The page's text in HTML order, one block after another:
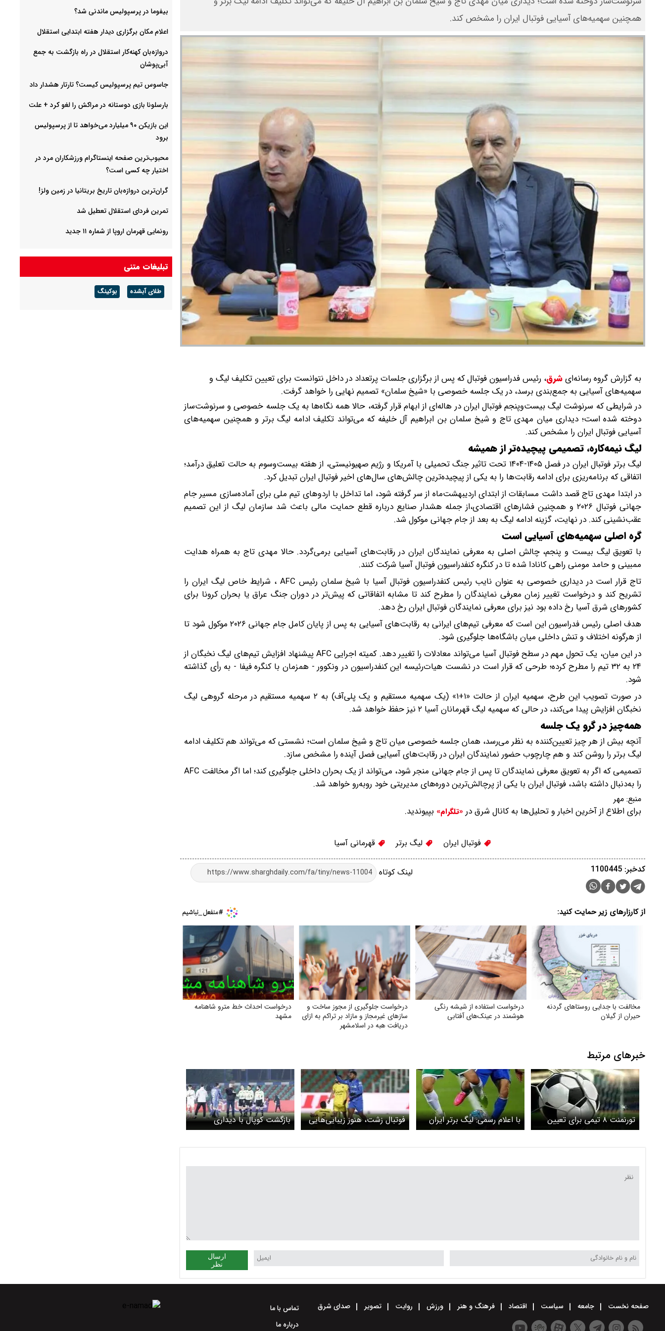
همچنین سهمیه‌های آسیایی فوتبال ایران را مشخص کند.
به گزارش گروه رسانه‌ایشرق، رئیس فدراسیون فوتبال که پس از برگزاری جلسات پرتعداد در داخل نتوانست برای تعیین تکلیف لیگ و
سهمیه‌های آسیایی به جمع‌بندی برسد، در یک جلسه خصوصی با «شیخ سلمان» تصمیم نهایی را خواهد گرفت.
در شرایطی که سرنوشت لیگ بیست‌وپنجم فوتبال ایران در هاله‌ای از ابهام قرار گرفته، حالا همه نگاه‌ها به یک جلسه خصوصی و سرنوشت‌ساز
دوخته شده است؛ دیداری میان مهدی تاج و شیخ سلمان بن ابراهیم آل خلیفه که می‌تواند تکلیف ادامه لیگ برتر و همچنین سهمیه‌های
آسیایی فوتبال ایران را مشخص کند.
لیگ نیمه‌کاره، تصمیمی پیچیده‌تر از همیشه
لیگ برتر فوتبال ایران در فصل ۱۴۰۵-۱۴۰۴ تحت تاثیر جنگ تحمیلی با آمریکا و رژیم صهیونیستی، از هفته بیست‌وسوم به حالت تعلیق درآمد؛
اتفاقی که برنامه‌ریزی برای ادامه رقابت‌ها را به یکی از پیچیده‌ترین چالش‌های سال‌های اخیر فوتبال ایران تبدیل کرد.
در ابتدا مهدی تاج قصد داشت مسابقات از ابتدای اردیبهشت‌ماه از سر گرفته شود، اما تداخل با اردوهای تیم ملی برای آماده‌سازی مسیر جام
جهانی فوتبال ۲۰۲۶ و همچنین فشارهای اقتصادی،از جمله هشدار صنایع درباره قطع حمایت مالی باعث شد سازمان لیگ از این تصمیم
عقب‌نشینی کند. در نهایت، گزینه ادامه لیگ به بعد از جام جهانی موکول شد.
گره اصلی سهمیه‌های آسیایی است
با تعویق لیگ بیست و پنجم، چالش اصلی به معرفی نمایندگان ایران در رقابت‌های آسیایی برمی‌گردد. حالا مهدی تاج به همراه هدایت
ممبینی و حامد مومنی راهی کانادا شده تا در کنگره کنفدراسیون فوتبال آسیا شرکت کنند.
تاج قرار است در دیداری خصوصی به عنوان نایب رئیس کنفدراسیون فوتبال آسیا با شیخ سلمان رئیس AFC ، شرایط خاص لیگ ایران را
تشریح کند و درخواست تغییر زمان معرفی نمایندگان را مطرح کند تا مشابه اتفاقاتی که پیش‌تر در دوران جنگ عراق یا بحران کرونا برای
کشورهای شرق آسیا رخ داده بود نیز برای معرفی نمایندگان فوتبال ایران رخ دهد.
هدف اصلی رئیس فدراسیون این است که معرفی تیم‌های ایرانی به رقابت‌های آسیایی به پس از پایان کامل جام جهانی ۲۰۲۶ موکول شود تا
از هرگونه اختلاف و تنش داخلی میان باشگاه‌ها جلوگیری شود.
در این میان، یک تحول مهم در سطح فوتبال آسیا می‌تواند معادلات را تغییر دهد. کمیته اجرایی AFC پیشنهاد افزایش تیم‌های لیگ نخبگان از
۲۴ به ۳۲ تیم را مطرح کرده؛ طرحی که قرار است در نشست هیات‌رئیسه این کنفدراسیون در ونکوور - همزمان با کنگره فیفا - به رأی گذاشته
شود.
در صورت تصویب این طرح، سهمیه ایران از حالت «۱+۱» (یک سهمیه مستقیم و یک پلی‌آف) به ۲ سهمیه مستقیم در مرحله گروهی لیگ
نخبگان افزایش پیدا می‌کند، در حالی که سهمیه لیگ قهرمانان آسیا ۲ نیز حفظ خواهد شد.
همه‌چیز در گرو یک جلسه
آنچه بیش از هر چیز تعیین‌کننده به نظر می‌رسد، همان جلسه خصوصی میان تاج و شیخ سلمان است؛ نشستی که می‌تواند هم تکلیف ادامه
لیگ برتر را روشن کند و هم چارچوب حضور نمایندگان ایران در رقابت‌های آسیایی فصل آینده را مشخص سازد.
تصمیمی که اگر به تعویق معرفی نمایندگان تا پس از جام جهانی منجر شود، می‌تواند از یک بحران داخلی جلوگیری کند؛ اما اگر مخالفت AFC
را به‌دنبال داشته باشد، فوتبال ایران با یکی از پرچالش‌ترین دوره‌های مدیریتی خود روبه‌رو خواهد شد.
منبع: مهر
برای اطلاع از آخرین اخبار و تحلیل‌ها به کانال شرق در «تلگرام» بپیوندید.
فوتبال ایران لیگ برتر قهرمانی آسیا
لینک کوتاه کدخبر: 1100445
از کارزارهای زیر حمایت کنید:
مخالفت با جدایی روستاهای گردنه
حیران از گیلان
درخواست استفاده از شیشه رنگی
هوشمند در عینک‌های آفتابی
درخواست جلوگیری از مجوز ساخت و
سازهای غیرمجاز و مازاد بر تراکم به ازای
دریافت هبه در اسلامشهر
درخواست احداث خط مترو شاهنامه
مشهد
خبرهای مرتبط
تورنمنت ۸ تیمی برای تعیین
قهرمان لیگ برگزار می شود؟
با اعلام رسمی: لیگ برتر ایران
ادامه پیدا می‌کند
فوتبال زشت، هنوز زیبایی‌هایی
دارد
بازگشت کوپال با دیداری
حساس
ارسال
نظر
بیفوما در پرسپولیس ماندنی شد؟
اعلام مکان برگزاری دیدار هفته ابتدایی استقلال
دروازه‌بان کهنه‌کار استقلال در راه بازگشت به جمع
آبی‌پوشان
جاسوس تیم پرسپولیس کیست؟ تارتار هشدار داد
بارسلونا بازی دوستانه در مراکش را لغو کرد + علت
این بازیکن ۹۰ میلیارد می‌خواهد تا از پرسپولیس
برود
محبوب‌ترین صفحه اینستاگرام ورزشکاران مرد در
اختیار چه کسی است؟
گران‌ترین دروازه‌بان تاریخ بریتانیا در زمین ولز!
تمرین فردای استقلال تعطیل شد
رونمایی قهرمان اروپا از شماره ۱۱ جدید
تبلیغات متنی
طلای آبشده بوکینگ
صفحه نخست جامعه سیاست اقتصاد فرهنگ و هنر ورزش روایت تصویر صدای شرق
تماس با ما
درباره ما